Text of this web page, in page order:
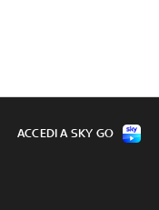
ACCEDI A SKY GO